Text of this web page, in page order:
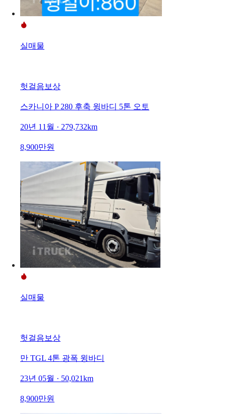
실매물
헛걸음보상
스카니아 P 280 후축 윙바디 5톤 오토
20년 11월 · 279,732km
8,900만원
실매물
헛걸음보상
만 TGL 4톤 광폭 윙바디
23년 05월 · 50,021km
8,900만원